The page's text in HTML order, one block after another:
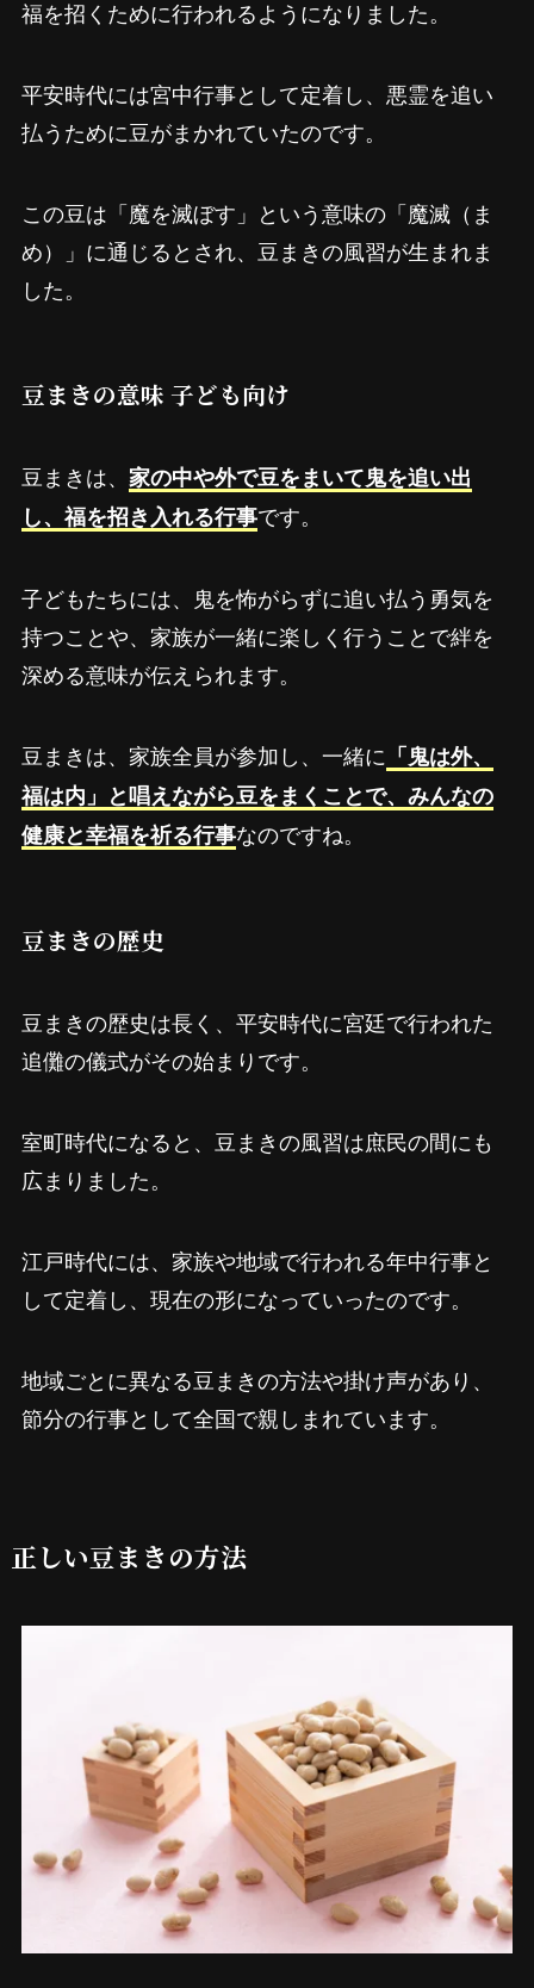
福を招くために行われるようになりました。
平安時代には宮中行事として定着し、悪霊を追い
払うために豆がまかれていたのです。
この豆は「魔を滅ぼす」という意味の「魔滅（ま
め）」に通じるとされ、豆まきの風習が生まれま
した。
豆まきの意味 子ども向け
豆まきは、 家の中や外で豆をまいて鬼を追い出
し、福を招き入れる行事です。
子どもたちには、鬼を怖がらずに追い払う勇気を
持つことや、家族が一緒に楽しく行うことで絆を
深める意味が伝えられます。
豆まきは、家族全員が参加し、一緒に 「鬼は外、
福は内」と唱えながら豆をまくことで、みんなの
健康と幸福を祈る行事なのですね。
豆まきの歴史
豆まきの歴史は長く、平安時代に宮廷で行われた
追儺の儀式がその始まりです。
室町時代になると、豆まきの風習は庶民の間にも
広まりました。
江戸時代には、家族や地域で行われる年中行事と
して定着し、現在の形になっていったのです。
地域ごとに異なる豆まきの方法や掛け声があり、
節分の行事として全国で親しまれています。
正しい豆まきの方法